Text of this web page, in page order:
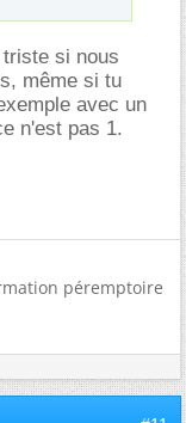
si nous
même si tu
avec un
n'est pas 1.
péremptoire